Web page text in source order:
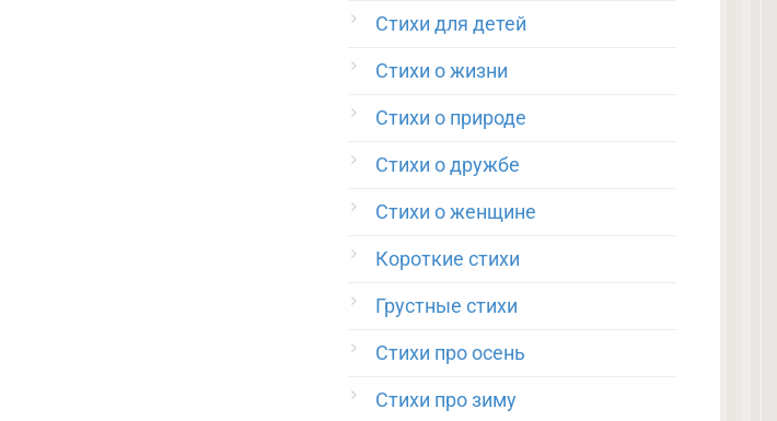
Стихи для детей
Стихи о жизни
Стихи о природе
Стихи о дружбе
Стихи о женщине
Короткие стихи
Грустные стихи
Стихи про осень
Стихи про зиму